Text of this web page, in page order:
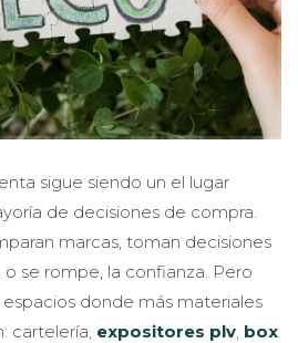
sigue siendo un el lugar
de decisiones de compra.
marcas, toman decisiones
o se rompe, la confianza. Pero
donde más materiales
cartelería, expositores plv box